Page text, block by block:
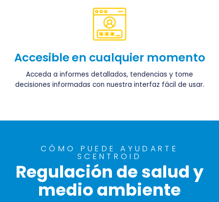
Accesible en cualquier momento
Acceda a informes detallados, tendencias y tome
decisiones informadas con nuestra interfaz fácil de usar.
CÓMO PUEDE AYUDARTE
SCENTROID
Regulación de salud y
medio ambiente